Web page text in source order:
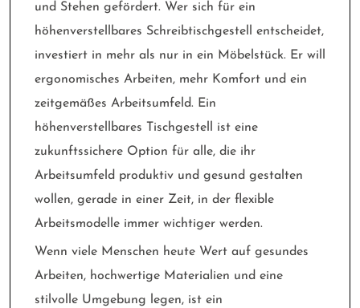
und Stehen gefördert. Wer sich für ein
höhenverstellbares Schreibtischgestell entscheidet,
investiert in mehr als nur in ein Möbelstück. Er will
ergonomisches Arbeiten, mehr Komfort und ein
zeitgemäßes Arbeitsumfeld. Ein
höhenverstellbares Tischgestell ist eine
zukunftssichere Option für alle, die ihr
Arbeitsumfeld produktiv und gesund gestalten
wollen, gerade in einer Zeit, in der flexible
Arbeitsmodelle immer wichtiger werden.
Wenn viele Menschen heute Wert auf gesundes
Arbeiten, hochwertige Materialien und eine
stilvolle Umgebung legen, ist ein